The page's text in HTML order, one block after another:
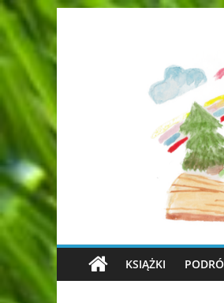
KSIĄŻKI